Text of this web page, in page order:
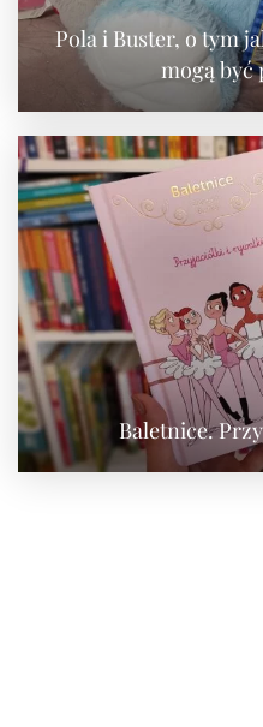
Pola i Buster, o tym
mogą być
Baletnice.